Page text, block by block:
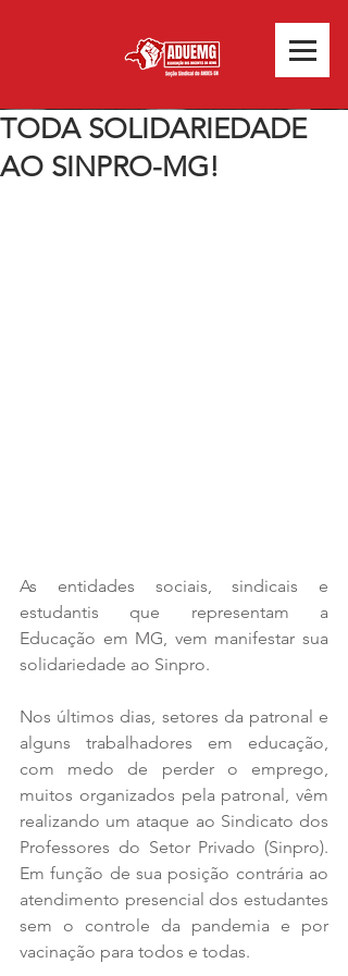
TODA SOLIDARIEDADE
AO SINPRO-MG!
As entidades sociais, sindicais e
estudantis que representam a
Educação em MG, vem manifestar sua
solidariedade ao Sinpro.
Nos últimos dias, setores da patronal e
alguns trabalhadores em educação,
com medo de perder o emprego,
muitos organizados pela patronal, vêm
realizando um ataque ao Sindicato dos
Professores do Setor Privado (Sinpro).
Em função de sua posição contrária ao
atendimento presencial dos estudantes
sem o controle da pandemia e por
vacinação para todos e todas.